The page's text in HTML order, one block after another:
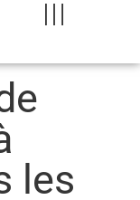
les